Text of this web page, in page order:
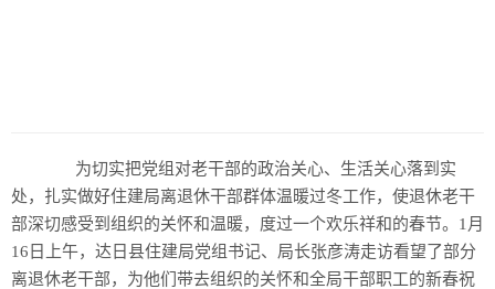
为切实把党组对老干部的政治关心、生活关心落到实
处，扎实做好住建局离退休干部群体温暖过冬工作，使退休老干
部深切感受到组织的关怀和温暖，度过一个欢乐祥和的春节。1月
16日上午，达日县住建局党组书记、局长张彦涛走访看望了部分
离退休老干部，为他们带去组织的关怀和全局干部职工的新春祝